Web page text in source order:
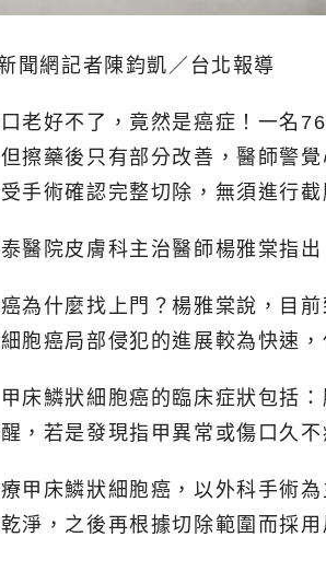
聞網記者陳鈞凱／台北報導
老好不了，竟然是癌症！一名
擦藥後只有部分改善，醫師警
手術確認完整切除，無須進行
醫院皮膚科主治醫師楊雅棠指
為什麼找上門？楊雅棠說，目
胞癌局部侵犯的進展較為快速，
床鱗狀細胞癌的臨床症狀包括
，若是發現指甲異常或傷口久
甲床鱗狀細胞癌，以外科手術
淨，之後再根據切除範圍而採